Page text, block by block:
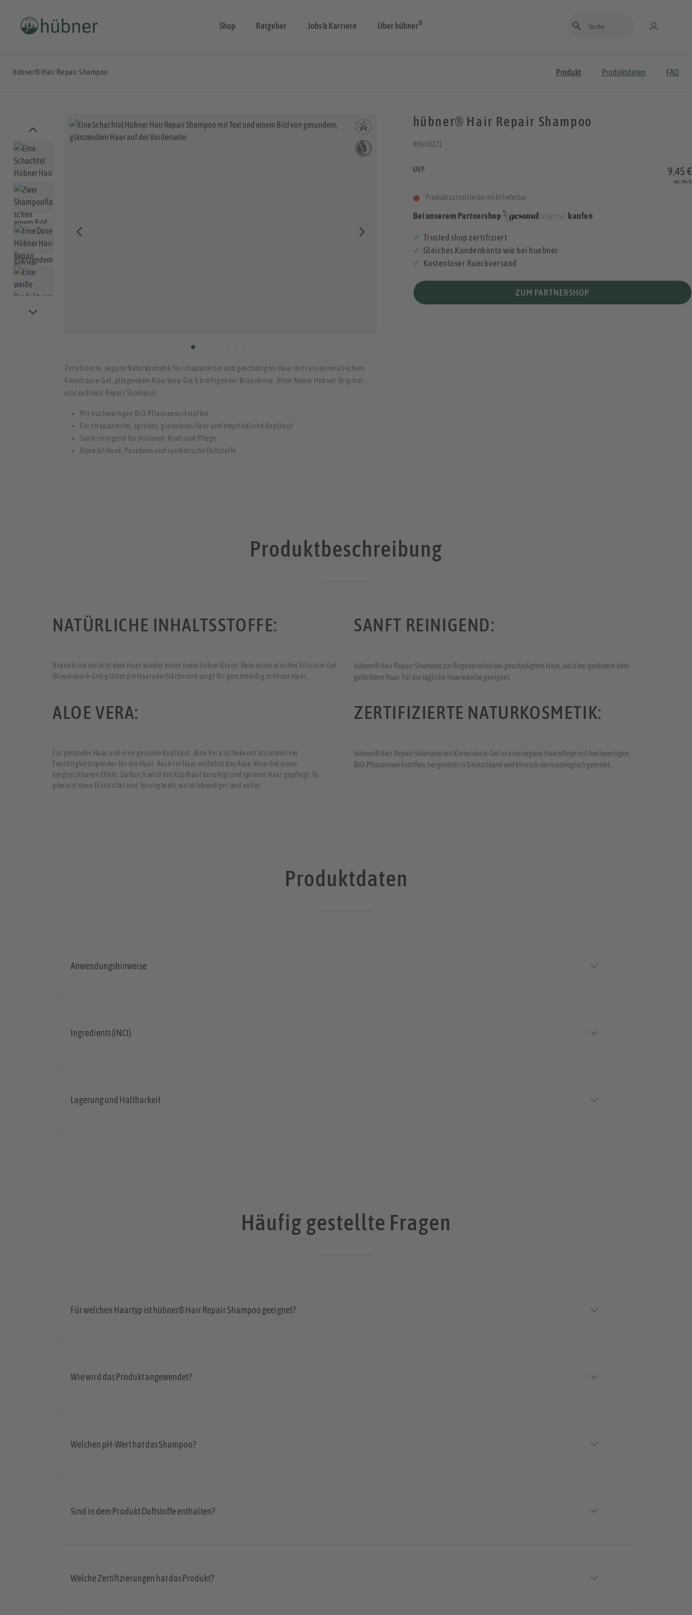
Shop Ratgeber Jobs & Karriere Über hübner®
hübner® Hair Repair Shampoo Produkt Produktdaten FAQ
Zertifizierte, vegane Naturkosmetik für strapaziertes und geschädigtes Haar mit rein mineralischem
Kieselsäure-Gel, pflegendem Aloe-Vera-Gel & kräftigender Braunhirse. (Alter Name: Hübner Original
silicea® Hair Repair Shampoo).
Mit hochwertigen BIO-Pflanzenwirkstoffen
Für strapaziertes, sprödes, glanzloses Haar und empfindliche Kopfhaut
Sanft reinigend für Volumen, Kraft und Pflege
Ohne Silikone, Parabene und synthetische Duftstoffe
hübner® Hair Repair Shampoo
#HU.03171
UVP 9,45 €
inkl. MwSt
Produkt zurzeit leider nicht lieferbar
Bei unserem Partnershop kaufen
Trusted shop zertifiziert
Gleiches Kundenkonto wie bei huebner
Kostenloser Rueckversand
ZUM PARTNERSHOP
Produktbeschreibung
NATÜRLICHE INHALTSSTOFFE:
Braunhirse verleiht dem Haar wieder einen natürlichen Glanz. Rein mineralisches Silicium-Gel
(Kieselsäure-Gel) glättet die Haaroberfläche und sorgt für geschmeidig schönes Haar.
SANFT REINIGEND:
hübner® Hair Repair Shampoo zur Regeneration bei geschädigtem Haar, auch bei getöntem oder
gefärbtem Haar. Für die tägliche Haarwäsche geeignet.
ALOE VERA:
Für gesundes Haar und eine gesunde Kopfhaut. Aloe Vera ist bekannt als intensiver
Feuchtigkeitsspender für die Haut. Auch im Haar entfaltet das Aloe-Vera-Gel einen
vergleichbaren Effekt. Dadurch wird die Kopfhaut beruhigt und sprödes Haar gepflegt. Es
gewinnt neue Elastizität und Sprungkraft, wirkt lebendiger und voller.
ZERTIFIZIERTE NATURKOSMETIK:
hübner® Hair Repair Shampoo mit Kieselsäure-Gel ist eine vegane Haarpflege mit hochwertigen
BIO-Pflanzenwirkstoffen, hergestellt in Deutschland und klinisch-dermatologisch getestet.
Produktdaten
Anwendungshinweise
Ingredients (INCI)
Lagerung und Haltbarkeit
Häufig gestellte Fragen
Für welchen Haartyp ist hübner® Hair Repair Shampoo geeignet?
Wie wird das Produkt angewendet?
Welchen pH-Wert hat das Shampoo?
Sind in dem Produkt Duftstoffe enthalten?
Welche Zertifizierungen hat das Produkt?